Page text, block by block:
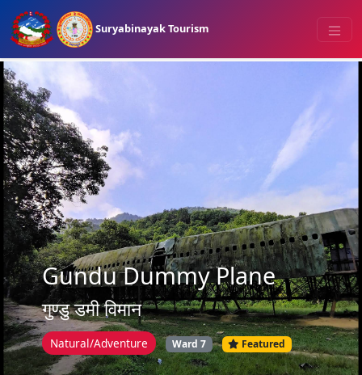
Suryabinayak Tourism
Gundu Dummy Plane
गुण्डु डमी विमान
Natural/Adventure Ward 7 Featured